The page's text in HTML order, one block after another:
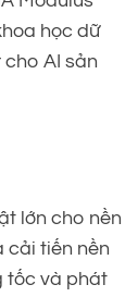
học dữ
cho AI sản
lớn cho nền
cải tiến nền
tốc và phát